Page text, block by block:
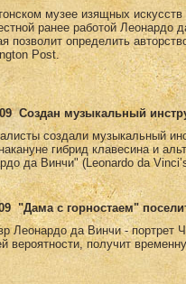
музее изящных
ранее работой Леонардо
позволит определить
Post.
Создан музыкальный
создали музыкальный
гибрид клавесина и
да Винчи" (Leonardo da
"Дама с горностаем"
Леонардо да Винчи - портрет
вероятности, получит